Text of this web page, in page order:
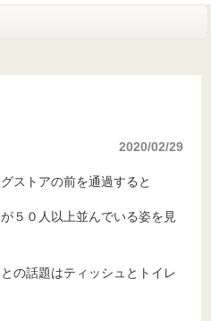
2020/02/29
ストアの前を通過すると
５０人以上並んでいる姿を見
の話題はティッシュとトイレ